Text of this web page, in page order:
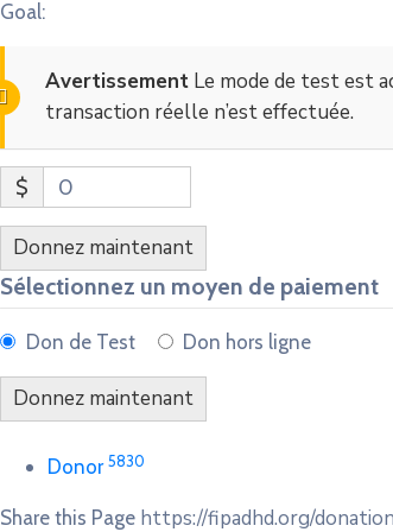
Goal:
Avertissement Le mode de test est
transaction réelle n’est effectuée.
$ 0
Donnez maintenant
Sélectionnez un moyen de paiement
Don de Test Don hors ligne
Donor5830
Share this Page https://fipadhd.org/